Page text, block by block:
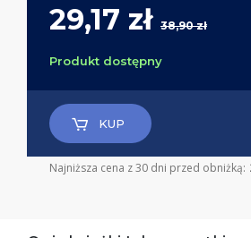
29,17 zł 38,90 zł
Produkt dostępny
KUP
Najniższa cena z 30 dni przed obniżką: